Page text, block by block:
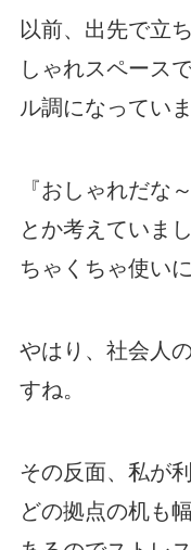
以前、出先で立
しゃれスペース
ル調になっていま
『おしゃれだな
とか考えていま
ちゃくちゃ使い
やはり、社会人
すね。
その反面、私が
どの拠点の机も